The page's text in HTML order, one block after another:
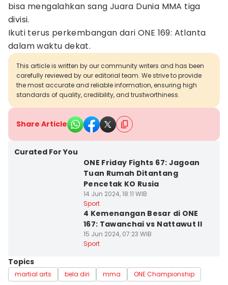
bisa mengalahkan sang Juara Dunia MMA tiga
divisi.
Ikuti terus perkembangan dari ONE 169: Atlanta
dalam waktu dekat.
This article is written by our community writers and has been
carefully reviewed by our editorial team. We strive to provide
the most accurate and reliable information, ensuring high
standards of quality, credibility, and trustworthiness.
Share Article
Curated For You
ONE Friday Fights 67: Jagoan
Tuan Rumah Ditantang
Pencetak KO Rusia
14 Jun 2024, 18:11 WIB
Sport
4 Kemenangan Besar di ONE
167: Tawanchai vs Nattawut II
15 Jun 2024, 07:23 WIB
Sport
Topics
martial arts bela diri mma ONE Championship